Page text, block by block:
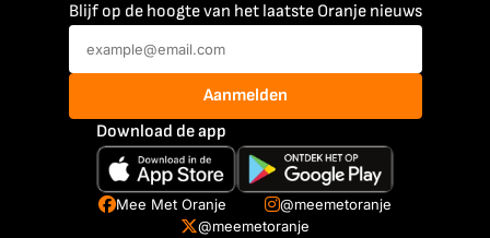
Blijf op de hoogte van het laatste Oranje nieuws
Aanmelden
Download de app
Mee Met Oranje
@meemetoranje
@meemetoranje